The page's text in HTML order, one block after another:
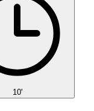
10'